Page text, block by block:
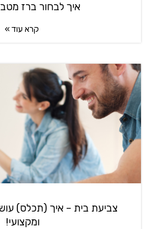
איך לבחור ברז
קרא עוד »
צביעת בית – איך (תכלס)
ומקצועי!